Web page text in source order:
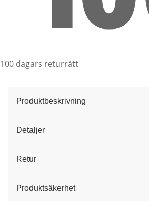
100 dagars returrätt
Produktbeskrivning
Detaljer
Retur
Produktsäkerhet